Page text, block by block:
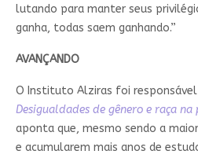
lutando para manter seus
ganha, todas saem ganhando.”
AVANÇANDO
O Instituto Alziras foi
Desigualdades de gênero e raça
aponta que, mesmo sendo a
e acumularem mais anos de